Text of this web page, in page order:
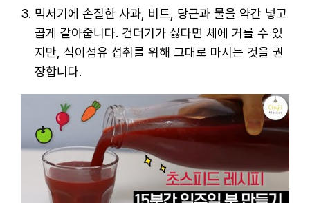
믹서기에 손질한 사과, 비트, 당근과 물을 약간 넣고
곱게 갈아줍니다. 건더기가 싫다면 체에 거를 수 있
지만, 식이섬유 섭취를 위해 그대로 마시는 것을 권
장합니다.